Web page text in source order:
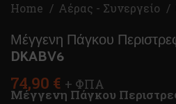
Home Αέρας - Συνεργείο
Μέγγενη Πάγκου
DKABV6
74,90 € + ΦΠΑ
Μέγγενη Πάγκου